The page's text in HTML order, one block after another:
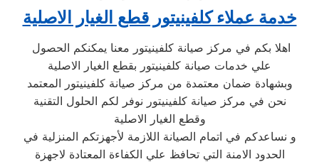
خدمة عملاء كلفينيتور قطع الغيار الاصلية
علي خدمات صيانة كلفينيتور بقطع الغيار الاصلية
وبشهادة ضمان معتمدة من مركز صيانة كلفينيتور المعتمد
نحن في مركز صيانة كلفينيتور نوفر لكم الحلول التقنية
وقطع الغيار الاصلية
و نساعدكم في اتمام الصيانة اللازمة لأجهزتكم المنزلية في
الحدود الامنة التي تحافظ علي الكفاءة المعتادة لاجهزة